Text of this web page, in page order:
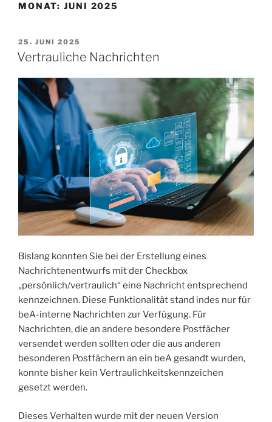
MONAT: JUNI 2025
25. JUNI 2025
Vertrauliche Nachrichten
Bislang konnten Sie bei der Erstellung eines
Nachrichtenentwurfs mit der Checkbox
„persönlich/vertraulich“ eine Nachricht entsprechend
kennzeichnen. Diese Funktionalität stand indes nur für
beA-interne Nachrichten zur Verfügung. Für
Nachrichten, die an andere besondere Postfächer
versendet werden sollten oder die aus anderen
besonderen Postfächern an ein beA gesandt wurden,
konnte bisher kein Vertraulichkeitskennzeichen
gesetzt werden.
Dieses Verhalten wurde mit der neuen Version